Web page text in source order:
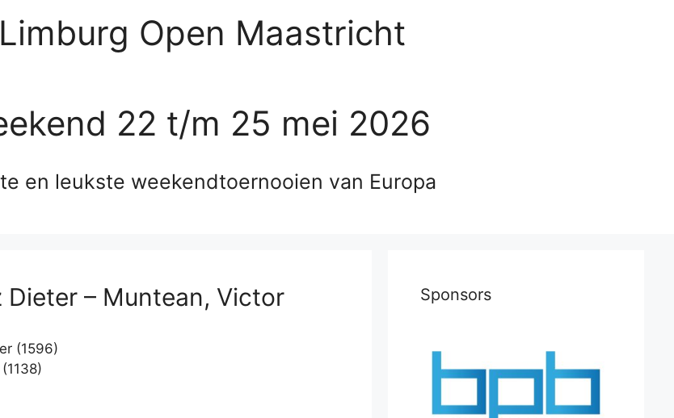
Open Maastricht
22 t/m 25 mei 2026
en leukste weekendtoernooien van Europa
Dieter – Muntean, Victor
(1596)
Sponsors